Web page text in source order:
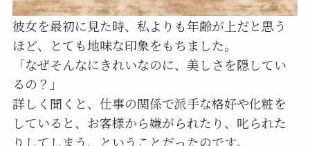
彼女を最初に見た時、私よりも年齢が上だと思う
ほど、とても地味な印象をもちました。
「なぜそんなにきれいなのに、美しさを隠してい
るの？」
詳しく聞くと、仕事の関係で派手な格好や化粧を
していると、お客様から嫌がられたり、叱られた
りしてしまう、ということだったのです。